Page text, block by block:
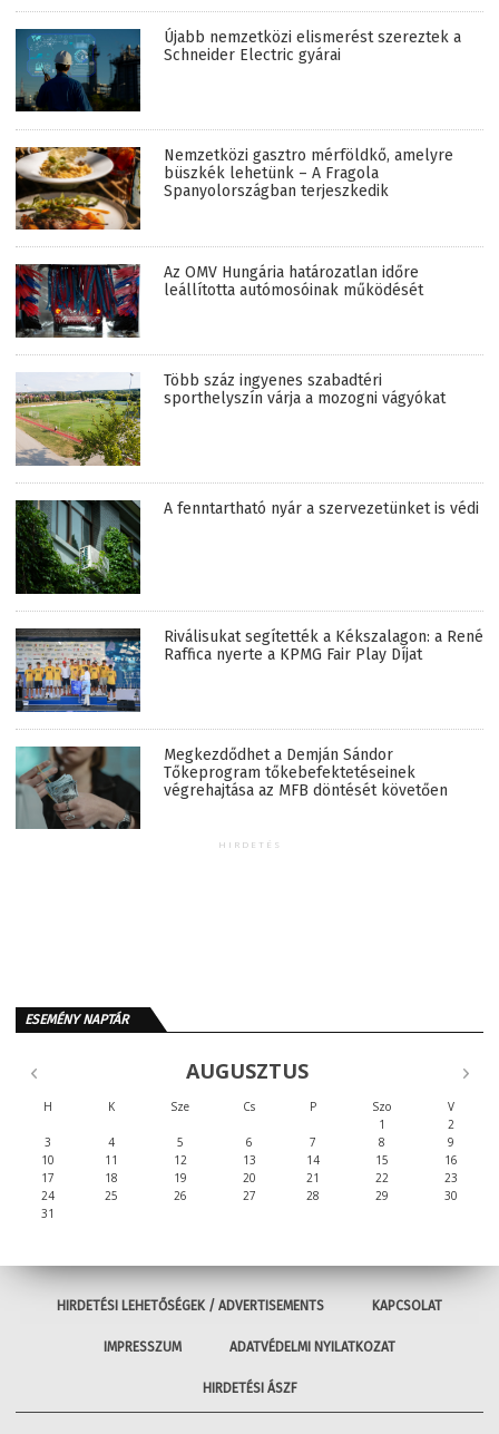
Újabb nemzetközi elismerést szereztek a
Schneider Electric gyárai
Nemzetközi gasztro mérföldkő, amelyre
büszkék lehetünk – A Fragola
Spanyolországban terjeszkedik
Az OMV Hungária határozatlan időre
leállította autómosóinak működését
Több száz ingyenes szabadtéri
sporthelyszín várja a mozogni vágyókat
A fenntartható nyár a szervezetünket is védi
Riválisukat segítették a Kékszalagon: a René
Raffica nyerte a KPMG Fair Play Díjat
Megkezdődhet a Demján Sándor
Tőkeprogram tőkebefektetéseinek
végrehajtása az MFB döntését követően
HIRDETÉS
ESEMÉNY NAPTÁR
AUGUSZTUS
H K Sze Cs P Szo
V
1
2
3
4 5 6 7 8
9
10
11 12 13 14 15
16
17
18 19 20 21 22
23
24
25 26 27 28 29
30
31
HIRDETÉSI LEHETŐSÉGEK / ADVERTISEMENTS KAPCSOLAT
IMPRESSZUM ADATVÉDELMI NYILATKOZAT
HIRDETÉSI ÁSZF